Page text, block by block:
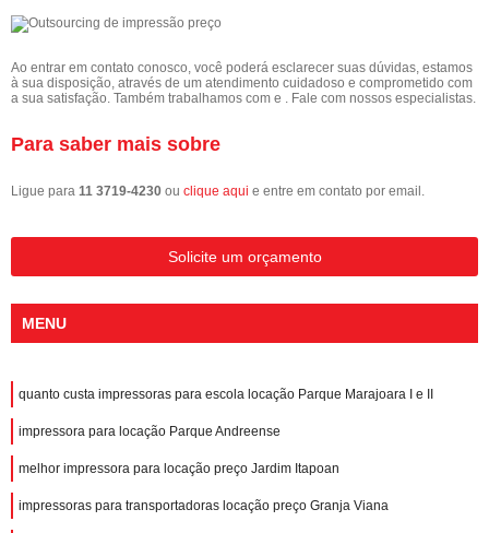
Ao entrar em contato conosco, você poderá esclarecer suas dúvidas, estamos
à sua disposição, através de um atendimento cuidadoso e comprometido com
a sua satisfação. Também trabalhamos com e . Fale com nossos especialistas.
Para saber mais sobre
Ligue para 11 3719-4230 ou clique aqui e entre em contato por email.
Solicite um orçamento
MENU
quanto custa impressoras para escola locação Parque Marajoara I e II
impressora para locação Parque Andreense
melhor impressora para locação preço Jardim Itapoan
impressoras para transportadoras locação preço Granja Viana